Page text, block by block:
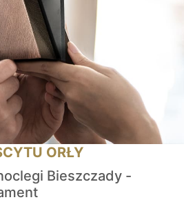
ORŁY
Bieszczady -